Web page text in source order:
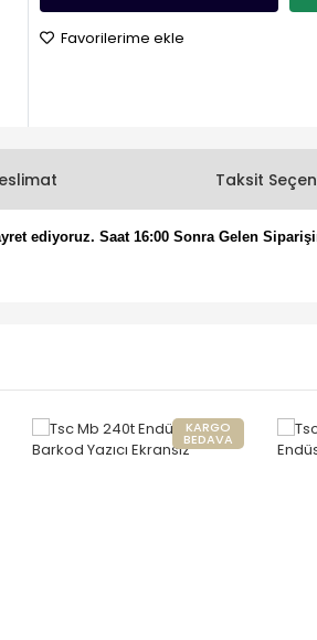
Favorilerime ekle
Taksit
ediyoruz. Saat 16:00 Sonra Gelen
KARGO
BEDAVA